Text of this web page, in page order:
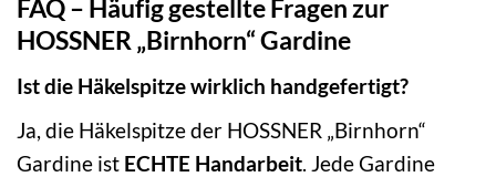
FAQ – Häufig gestellte Fragen zur
HOSSNER „Birnhorn“ Gardine
Ist die Häkelspitze wirklich handgefertigt?
Ja, die Häkelspitze der HOSSNER „Birnhorn“
Gardine ist ECHTE Handarbeit . Jede Gardine